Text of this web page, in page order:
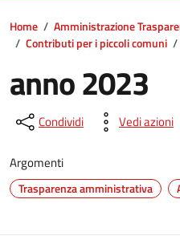
Home / Amministrazione
/ Contributi per i piccoli comuni /
anno 2023
Condividi Vedi azioni
Argomenti
Trasparenza amministrativa